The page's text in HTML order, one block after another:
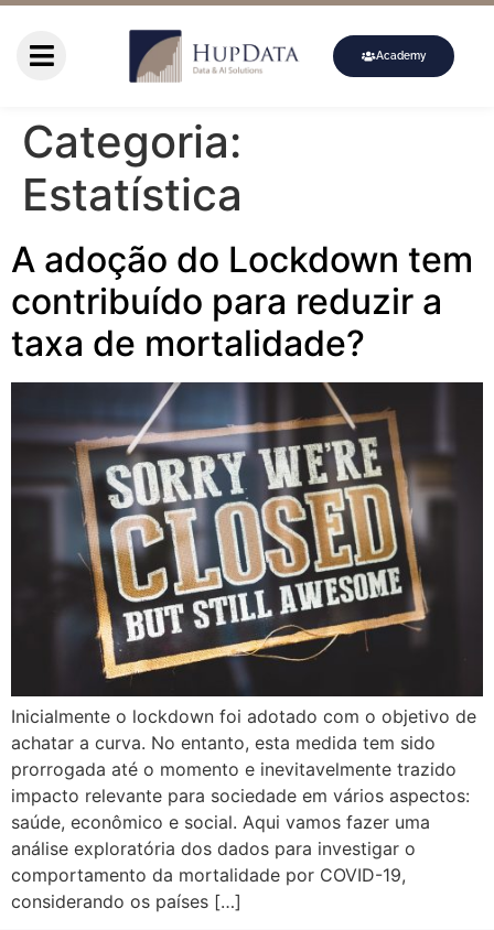
Academy
Categoria:
Estatística
A adoção do Lockdown tem
contribuído para reduzir a
taxa de mortalidade?
Inicialmente o lockdown foi adotado com o objetivo de
achatar a curva. No entanto, esta medida tem sido
prorrogada até o momento e inevitavelmente trazido
impacto relevante para sociedade em vários aspectos:
saúde, econômico e social. Aqui vamos fazer uma
análise exploratória dos dados para investigar o
comportamento da mortalidade por COVID-19,
considerando os países […]